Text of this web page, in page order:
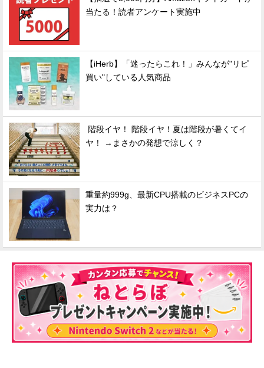
当たる！読者アンケート実施中
【iHerb】「迷ったらこれ！」みんなが"リピ
買い"している人気商品
階段イヤ！ 階段イヤ！夏は階段が暑くてイ
ヤ！ →まさかの発想で涼しく？
重量約999g、最新CPU搭載のビジネスPCの
実力は？